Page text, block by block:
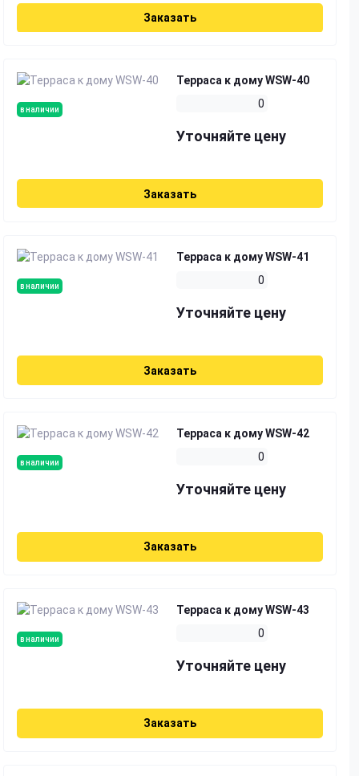
Заказать
в наличии
Терраса к дому WSW-40
0
Уточняйте цену
Заказать
в наличии
Терраса к дому WSW-41
0
Уточняйте цену
Заказать
в наличии
Терраса к дому WSW-42
0
Уточняйте цену
Заказать
в наличии
Терраса к дому WSW-43
0
Уточняйте цену
Заказать